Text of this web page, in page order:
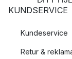
KUNDSERVICE
Kundeservice
Retur &